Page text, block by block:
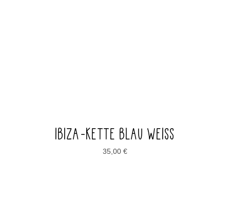
IBIZA-KETTE BLAU WEISS
35,00 €